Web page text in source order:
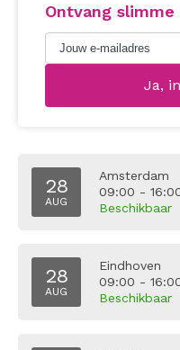
Ontvang
28
AUG
Amsterdam
09:00 -
Beschikbaar
28
AUG
Eindhoven
09:00 -
Beschikbaar